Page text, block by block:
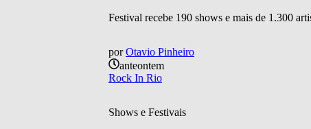
Festival recebe 190 shows e mais de 1.300
por Otavio Pinheiro
anteontem
Rock In Rio
Shows e Festivais